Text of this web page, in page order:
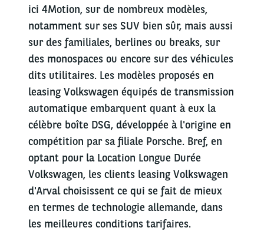
ici 4Motion, sur de nombreux modèles,
notamment sur ses SUV bien sûr, mais aussi
sur des familiales, berlines ou breaks, sur
des monospaces ou encore sur des véhicules
dits utilitaires. Les modèles proposés en
leasing Volkswagen équipés de transmission
automatique embarquent quant à eux la
célèbre boîte DSG, développée à l'origine en
compétition par sa filiale Porsche. Bref, en
optant pour la Location Longue Durée
Volkswagen, les clients leasing Volkswagen
d'Arval choisissent ce qui se fait de mieux
en termes de technologie allemande, dans
les meilleures conditions tarifaires.